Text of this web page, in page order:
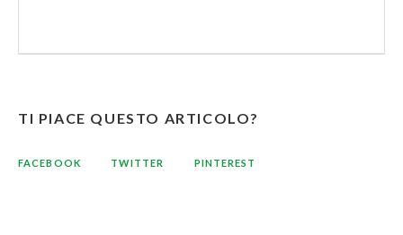
TI PIACE QUESTO ARTICOLO?
FACEBOOK TWITTER PINTEREST